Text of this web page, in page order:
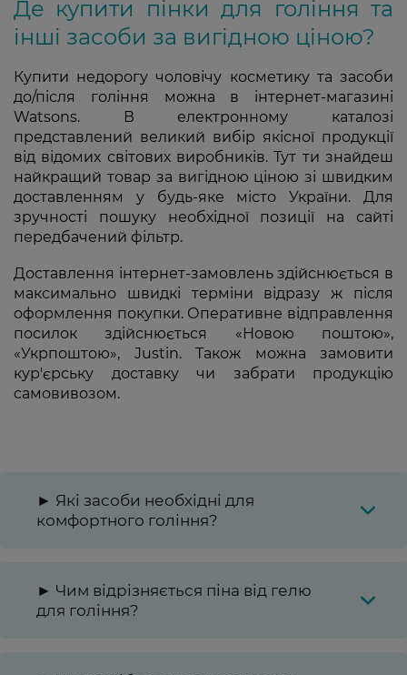
Де купити пінки для гоління та
інші засоби за вигідною ціною?
Купити недорогу чоловічу косметику та засоби
до/після гоління можна в інтернет-магазині
Watsons. В електронному каталозі
представлений великий вибір якісної продукції
від відомих світових виробників. Тут ти знайдеш
найкращий товар за вигідною ціною зі швидким
доставленням у будь-яке місто України. Для
зручності пошуку необхідної позиції на сайті
передбачений фільтр.
Доставлення інтернет-замовлень здійснюється в
максимально швидкі терміни відразу ж після
оформлення покупки. Оперативне відправлення
посилок здійснюється «Новою поштою»,
«Укрпоштою», Justin. Також можна замовити
кур'єрську доставку чи забрати продукцію
самовивозом.
► Які засоби необхідні для
комфортного гоління?
► Чим відрізняється піна від гелю
для гоління?